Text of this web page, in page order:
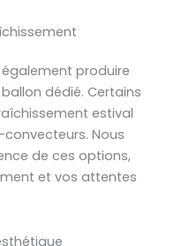
produire
dédié. Certains
estival
Nous
de ces options,
et vos attentes